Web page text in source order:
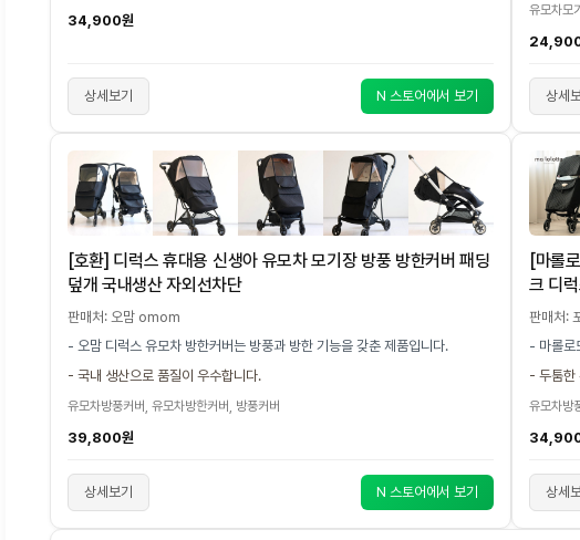
34,900원
상세보기 N 스토어에서 보기
유모차모
상세
[호환] 디럭스 휴대용 신생아 유모차 모기장 방풍 방한커버 패딩
덮개 국내생산 자외선차단
판매처: 오맘 omom
- 오맘 디럭스 유모차 방한커버는 방풍과 방한 기능을 갖춘 제품입니다.
- 국내 생산으로 품질이 우수합니다.
유모차방풍커버, 유모차방한커버, 방풍커버
39,800원
상세보기 N 스토어에서 보기
[마롤
크 디
판매처:
- 마롤로
- 두툼한
유모차방
상세